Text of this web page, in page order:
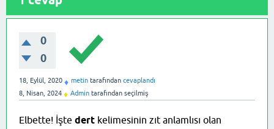
0
0
18, Eylül, 2020 ♦ metin tarafından cevaplandı
8, Nisan, 2024 ♦ Admin tarafından seçilmiş
Elbette! İşte dert kelimesinin zıt anlamlısı olan